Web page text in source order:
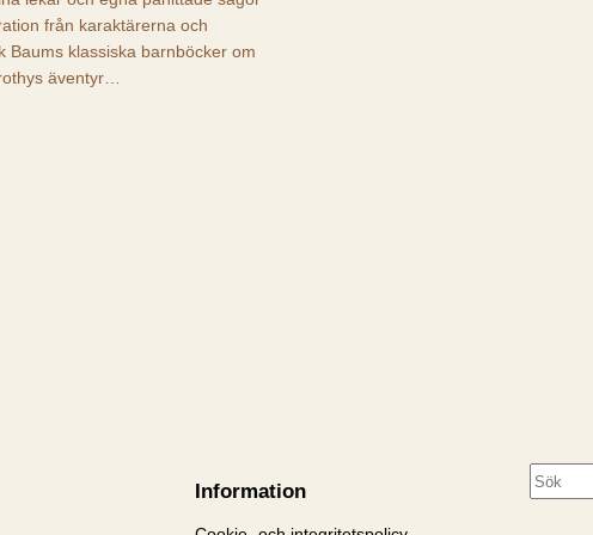
från karaktärerna och
Baums klassiska barnböcker om
äventyr…
Information
S